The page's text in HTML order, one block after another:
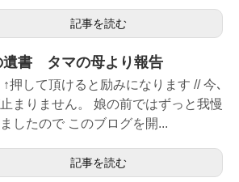
記事を読む
遺書 タマの母より報告
して頂けると励みになります // 今､
まりません。 娘の前ではずっと我慢
したので このブログを開...
記事を読む